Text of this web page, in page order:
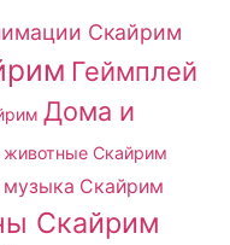
Скайрим
Геймплей
Дома и
животные Скайрим
музыка Скайрим
Скайрим